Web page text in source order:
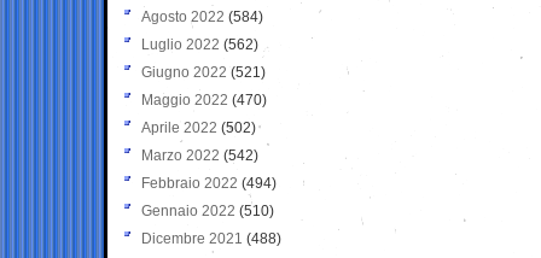
Agosto 2022 (584)
Luglio 2022 (562)
Giugno 2022 (521)
Maggio 2022 (470)
Aprile 2022 (502)
Marzo 2022 (542)
Febbraio 2022 (494)
Gennaio 2022 (510)
Dicembre 2021 (488)